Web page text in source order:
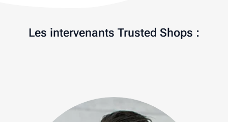
Les intervenants Trusted Shops :